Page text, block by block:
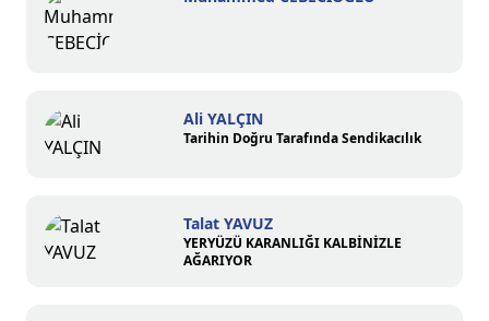
Ali YALÇIN
Tarihin Doğru Tarafında Sendikacılık
Talat YAVUZ
YERYÜZÜ KARANLIĞI KALBİNİZLE
AĞARIYOR